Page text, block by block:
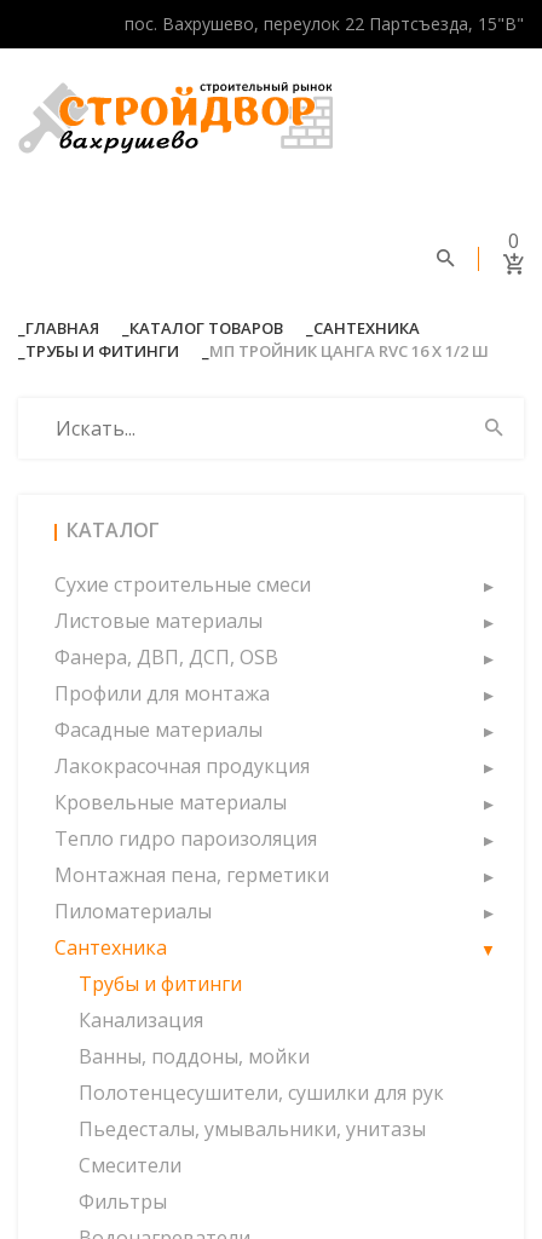
пос. Вахрушево, переулок 22 Партсъезда, 15"В"
0
ГЛАВНАЯ КАТАЛОГ ТОВАРОВ
САНТЕХНИКА
ТРУБЫ И ФИТИНГИ
МП ТРОЙНИК ЦАНГА RVC 16 Х 1/2 Ш
КАТАЛОГ
Сухие строительные смеси
Листовые материалы
Фанера, ДВП, ДСП, OSB
Профили для монтажа
Фасадные материалы
Лакокрасочная продукция
Кровельные материалы
Тепло гидро пароизоляция
Монтажная пена, герметики
Пиломатериалы
Сантехника
Трубы и фитинги
Канализация
Ванны, поддоны, мойки
Полотенцесушители, сушилки для рук
Пьедесталы, умывальники, унитазы
Смесители
Фильтры